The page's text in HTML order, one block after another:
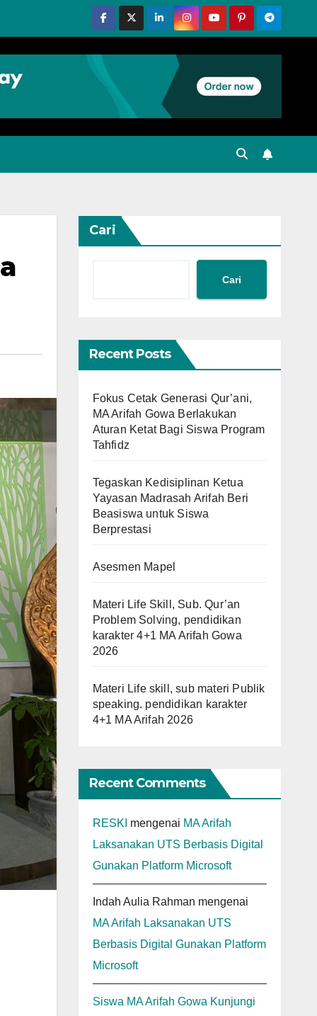
Cari
Cari
Recent Posts
Fokus Cetak Generasi Qur’ani,
MA Arifah Gowa Berlakukan
Aturan Ketat Bagi Siswa Program
Tahfidz
Tegaskan Kedisiplinan Ketua
Yayasan Madrasah Arifah Beri
Beasiswa untuk Siswa
Berprestasi
Asesmen Mapel
Materi Life Skill, Sub. Qur’an
Problem Solving, pendidikan
karakter 4+1 MA Arifah Gowa
2026
Materi Life skill, sub materi Publik
speaking. pendidikan karakter
4+1 MA Arifah 2026
Recent Comments
RESKI mengenai MA Arifah
Laksanakan UTS Berbasis Digital
Gunakan Platform Microsoft
Indah Aulia Rahman mengenai
MA Arifah Laksanakan UTS
Berbasis Digital Gunakan Platform
Microsoft
Siswa MA Arifah Gowa Kunjungi